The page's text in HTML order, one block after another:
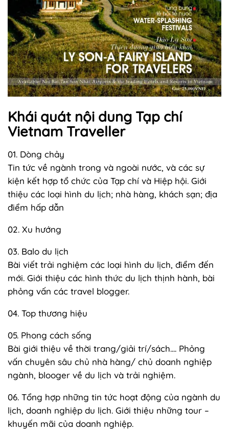
Khái quát nội dung Tạp chí
Vietnam Traveller
01. Dòng chảy
Tin tức về ngành trong và ngoài nước, và các sự
kiện kết hợp tổ chức của Tạp chí và Hiệp hội. Giới
thiệu các loại hình du lịch; nhà hàng, khách sạn; địa
điểm hấp dẫn
02. Xu hướng
03. Balo du lịch
Bài viết trải nghiệm các loại hình du lịch, điểm đến
mới. Giới thiệu các hình thức du lịch thịnh hành, bài
phỏng vấn các travel blogger.
04. Top thương hiệu
05. Phong cách sống
Bài giới thiệu về thời trang/giải trí/sách.... Phỏng
vấn chuyên sâu chủ nhà hàng/ chủ doanh nghiệp
ngành, blooger về du lịch và trải nghiệm.
06. Tổng hợp những tin tức hoạt động của ngành du
lịch, doanh nghiệp du lịch. Giới thiệu những tour –
khuyến mãi của doanh nghiệp.